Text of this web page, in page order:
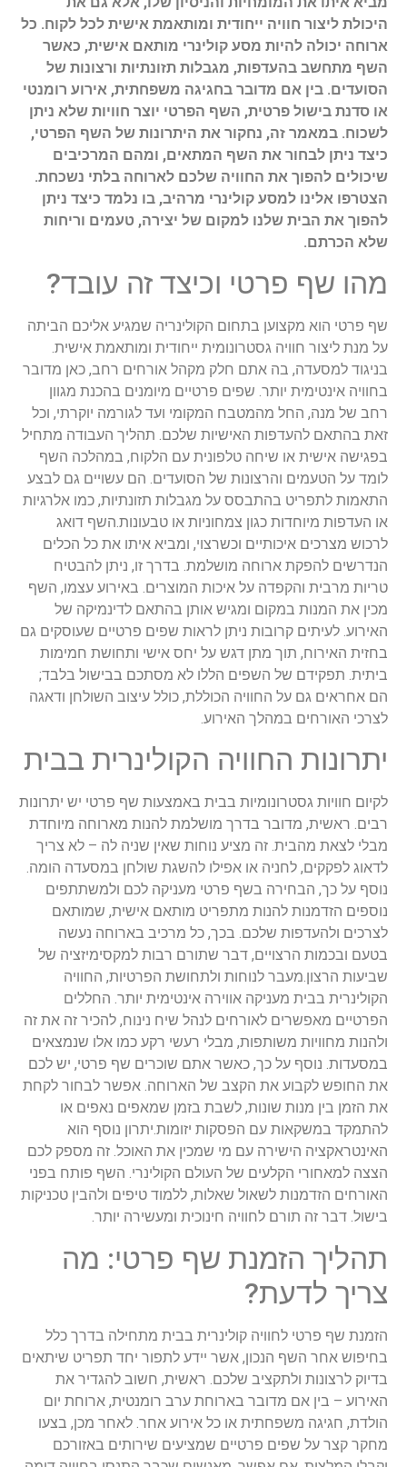
היכולת ליצור חוויה ייחודית ומותאמת אישית לכל לקוח. כל
ארוחה יכולה להיות מסע קולינרי מותאם אישית, כאשר
השף מתחשב בהעדפות, מגבלות תזונתיות ורצונות של
הסועדים. בין אם מדובר בחגיגה משפחתית, אירוע רומנטי
או סדנת בישול פרטית, השף הפרטי יוצר חוויות שלא ניתן
לשכוח. במאמר זה, נחקור את היתרונות של השף הפרטי,
כיצד ניתן לבחור את השף המתאים, ומהם המרכיבים
שיכולים להפוך את החוויה שלכם לארוחה בלתי נשכחת.
הצטרפו אלינו למסע קולינרי מרהיב, בו נלמד כיצד ניתן
להפוך את הבית שלנו למקום של יצירה, טעמים וריחות
שלא הכרתם.
מהו שף פרטי וכיצד זה עובד?
שף פרטי הוא מקצוען בתחום הקולינריה שמגיע אליכם הביתה
על מנת ליצור חוויה גסטרונומית ייחודית ומותאמת אישית.
בניגוד למסעדה, בה אתם חלק מקהל אורחים רחב, כאן מדובר
בחוויה אינטימית יותר. שפים פרטיים מיומנים בהכנת מגוון
רחב של מנה, החל מהמטבח המקומי ועד לגורמה יוקרתי, וכל
זאת בהתאם להעדפות האישיות שלכם. תהליך העבודה מתחיל
בפגישה אישית או שיחה טלפונית עם הלקוח, במהלכה השף
לומד על הטעמים והרצונות של הסועדים. הם עשויים גם לבצע
התאמות לתפריט בהתבסס על מגבלות תזונתיות, כמו אלרגיות
או העדפות מיוחדות כגון צמחוניות או טבעונות.השף דואג
לרכוש מצרכים איכותיים וכשרצוי, ומביא איתו את כל הכלים
הנדרשים להפקת ארוחה מושלמת. בדרך זו, ניתן להבטיח
טריות מרבית והקפדה על איכות המוצרים. באירוע עצמו, השף
מכין את המנות במקום ומגיש אותן בהתאם לדינמיקה של
האירוע. לעיתים קרובות ניתן לראות שפים פרטיים שעוסקים גם
בחזית האירוח, תוך מתן דגש על יחס אישי ותחושת חמימות
ביתית. תפקידם של השפים הללו לא מסתכם בבישול בלבד;
הם אחראים גם על החוויה הכוללת, כולל עיצוב השולחן ודאגה
לצרכי האורחים במהלך האירוע.
יתרונות החוויה הקולינרית בבית
לקיום חוויות גסטרונומיות בבית באמצעות שף פרטי יש יתרונות
רבים. ראשית, מדובר בדרך מושלמת להנות מארוחה מיוחדת
מבלי לצאת מהבית. זה מציע נוחות שאין שניה לה – לא צריך
לדאוג לפקקים, לחניה או אפילו להשגת שולחן במסעדה הומה.
נוסף על כך, הבחירה בשף פרטי מעניקה לכם ולמשתתפים
נוספים הזדמנות להנות מתפריט מותאם אישית, שמותאם
לצרכים ולהעדפות שלכם. בכך, כל מרכיב בארוחה נעשה
בטעם ובכמות הרצויים, דבר שתורם רבות למקסימיזציה של
שביעות הרצון.מעבר לנוחות ולתחושת הפרטיות, החוויה
הקולינרית בבית מעניקה אווירה אינטימית יותר. החללים
הפרטיים מאפשרים לאורחים לנהל שיח נינוח, להכיר זה את זה
ולהנות מחוויות משותפות, מבלי רעשי רקע כמו אלו שנמצאים
במסעדות. נוסף על כך, כאשר אתם שוכרים שף פרטי, יש לכם
את החופש לקבוע את הקצב של הארוחה. אפשר לבחור לקחת
את הזמן בין מנות שונות, לשבת בזמן שמאפים נאפים או
להתמקד במשקאות עם הפסקות יזומות.יתרון נוסף הוא
האינטראקציה הישירה עם מי שמכין את האוכל. זה מספק לכם
הצצה למאחורי הקלעים של העולם הקולינרי. השף פותח בפני
האורחים הזדמנות לשאול שאלות, ללמוד טיפים ולהבין טכניקות
בישול. דבר זה תורם לחוויה חינוכית ומעשירה יותר.
תהליך הזמנת שף פרטי: מה
צריך לדעת?
הזמנת שף פרטי לחוויה קולינרית בבית מתחילה בדרך כלל
בחיפוש אחר השף הנכון, אשר יידע לתפור יחד תפריט שיתאים
בדיוק לרצונות ולתקציב שלכם. ראשית, חשוב להגדיר את
האירוע – בין אם מדובר בארוחת ערב רומנטית, ארוחת יום
הולדת, חגיגה משפחתית או כל אירוע אחר. לאחר מכן, בצעו
מחקר קצר על שפים פרטיים שמציעים שירותים באזורכם